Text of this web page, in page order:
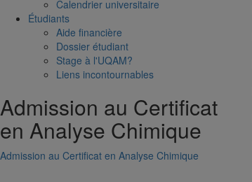
Calendrier universitaire
Étudiants
Aide financière
Dossier étudiant
Stage à l'UQAM?
Liens incontournables
Admission au Certificat
en Analyse Chimique
Admission au Certificat en Analyse Chimique